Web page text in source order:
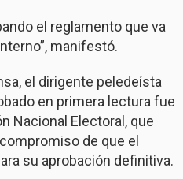
el reglamento que va
manifestó.
el dirigente peledeísta
en primera lectura fue
Nacional Electoral, que
de que el
su aprobación definitiva.